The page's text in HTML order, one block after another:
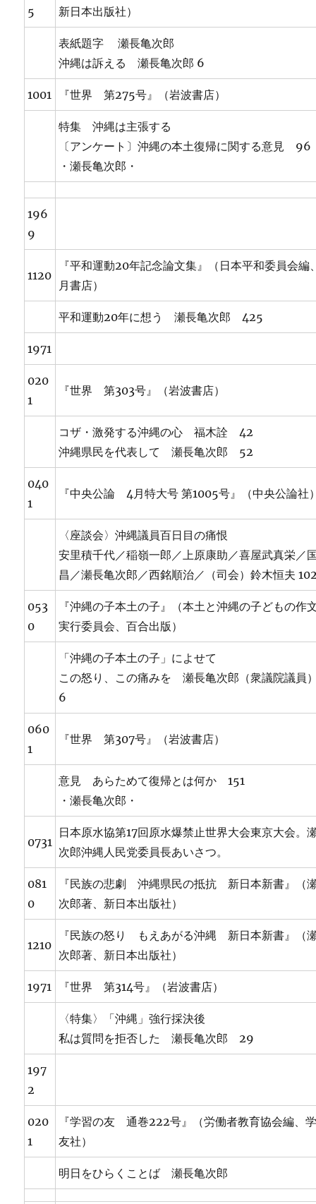
5
新日本出版社）
表紙題字 瀬長亀次郎
沖縄は訴える 瀬長亀次郎 6
1001 『世界 第275号』（岩波書店）
特集 沖縄は主張する
〔アンケート〕沖縄の本土復帰に関する意見 96
・瀬長亀次郎・
196
9
1120
『平和運動20年記念論文集』（日本平和委員会編
月書店）
平和運動20年に想う 瀬長亀次郎 425
1971
020
1
『世界 第303号』（岩波書店）
コザ・激発する沖縄の心 福木詮 42
沖縄県民を代表して 瀬長亀次郎 52
040
1
『中央公論 4月特大号 第1005号』（中央公論社
〈座談会〉沖縄議員百日目の痛恨
安里積千代／稲嶺一郎／上原康助／喜屋武真栄／
昌／瀬長亀次郎／西銘順治／（司会）鈴木恒夫
053
0
『沖縄の子本土の子』（本土と沖縄の子どもの作
実行委員会、百合出版）
「沖縄の子本土の子」によせて
この怒り、この痛みを 瀬長亀次郎（衆議院議員
6
060
1
『世界 第307号』（岩波書店）
意見 あらためて復帰とは何か 151
・瀬長亀次郎・
0731
日本原水協第17回原水爆禁止世界大会東京大会。
次郎沖縄人民党委員長あいさつ。
081
0
『民族の悲劇 沖縄県民の抵抗 新日本新書』（
次郎著、新日本出版社）
1210
『民族の怒り もえあがる沖縄 新日本新書』（
次郎著、新日本出版社）
1971 『世界 第314号』（岩波書店）
〈特集〉「沖縄」強行採決後
私は質問を拒否した 瀬長亀次郎 29
197
2
020
1
『学習の友 通巻222号』（労働者教育協会編、
友社）
明日をひらくことば 瀬長亀次郎